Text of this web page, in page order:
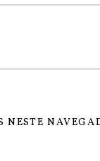
NESTE